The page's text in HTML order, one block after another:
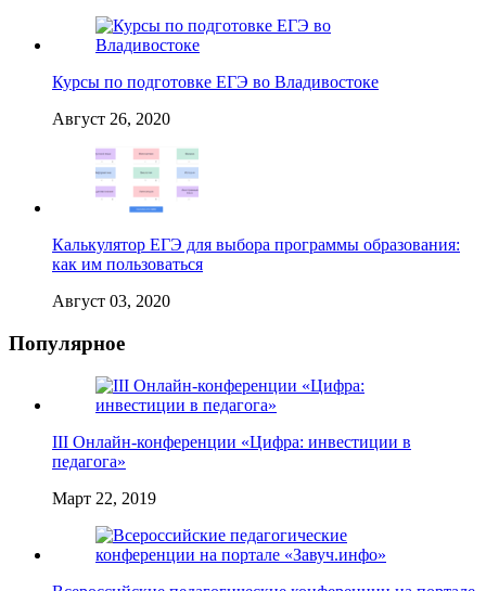
Курсы по подготовке ЕГЭ во Владивостоке
Август 26, 2020
Калькулятор ЕГЭ для выбора программы образования:
как им пользоваться
Август 03, 2020
Популярное
III Онлайн-конференции «Цифра: инвестиции в
педагога»
Март 22, 2019